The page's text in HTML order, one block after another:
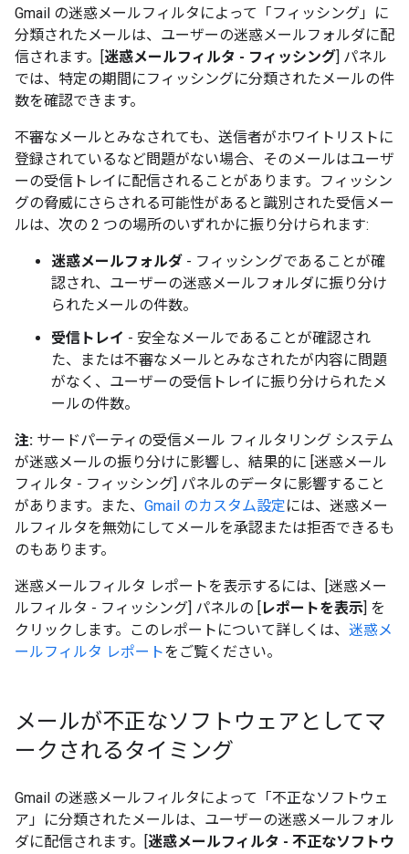
Gmail の迷惑メールフィルタによって「フィッシング」に
分類されたメールは、ユーザーの迷惑メールフォルダに配
信されます。[ 迷惑メールフィルタ - フィッシング ] パネル
では、特定の期間にフィッシングに分類されたメールの件
数を確認できます。
不審なメールとみなされても、送信者がホワイトリストに
登録されているなど問題がない場合、そのメールはユーザ
ーの受信トレイに配信されることがあります。フィッシン
グの脅威にさらされる可能性があると識別された受信メー
ルは、次の 2 つの場所のいずれかに振り分けられます:
迷惑メールフォルダ - フィッシングであることが確
認され、ユーザーの迷惑メールフォルダに振り分け
られたメールの件数。
受信トレイ - 安全なメールであることが確認され
た、または不審なメールとみなされたが内容に問題
がなく、ユーザーの受信トレイに振り分けられたメ
ールの件数。
注: サードパーティの受信メール フィルタリング システム
が迷惑メールの振り分けに影響し、結果的に [迷惑メール
フィルタ - フィッシング] パネルのデータに影響すること
があります。
また、 Gmail のカスタム設定には、迷惑メー
ルフィルタを無効にしてメールを承認または拒否できるも
のもあります。
迷惑メールフィルタ レポートを表示するには、[迷惑メー
ルフィルタ - フィッシング ] パネルの [ レポートを表示 ] を
クリックします。このレポートについて詳しくは、 迷惑メ
ールフィルタ レポートをご覧ください。
メールが不正なソフトウェアとしてマ
ークされるタイミング
Gmail の迷惑メールフィルタによって「不正なソフトウェ
ア」に分類されたメールは、ユーザーの迷惑メールフォル
ダに配信されます。[ 迷惑メールフィルタ - 不正なソフトウ